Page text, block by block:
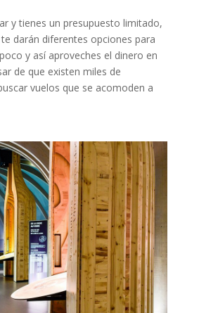
y tienes un presupuesto limitado,
darán diferentes opciones para
y así aproveches el dinero en
de que existen miles de
vuelos que se acomoden a